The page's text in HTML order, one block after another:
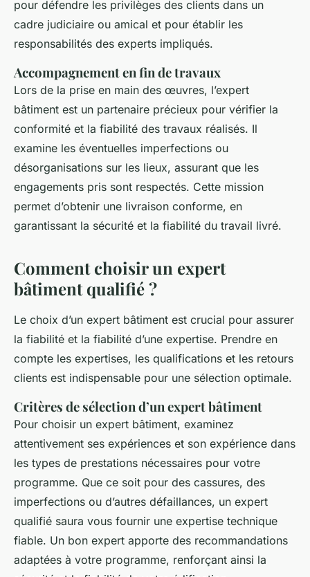
pour défendre les privilèges des clients dans un
cadre judiciaire ou amical et pour établir les
responsabilités des experts impliqués.
Accompagnement en fin de travaux
Lors de la prise en main des œuvres, l’expert
bâtiment est un partenaire précieux pour vérifier la
conformité et la fiabilité des travaux réalisés. Il
examine les éventuelles imperfections ou
désorganisations sur les lieux, assurant que les
engagements pris sont respectés. Cette mission
permet d’obtenir une livraison conforme, en
garantissant la sécurité et la fiabilité du travail livré.
Comment choisir un expert
bâtiment qualifié ?
Le choix d’un expert bâtiment est crucial pour assurer
la fiabilité et la fiabilité d’une expertise. Prendre en
compte les expertises, les qualifications et les retours
clients est indispensable pour une sélection optimale.
Critères de sélection d’un expert bâtiment
Pour choisir un expert bâtiment, examinez
attentivement ses expériences et son expérience dans
les types de prestations nécessaires pour votre
programme. Que ce soit pour des cassures, des
imperfections ou d’autres défaillances, un expert
qualifié saura vous fournir une expertise technique
fiable. Un bon expert apporte des recommandations
adaptées à votre programme, renforçant ainsi la